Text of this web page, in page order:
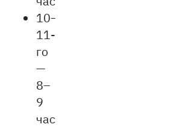
10–
11-
го
—
8–
9
часов.